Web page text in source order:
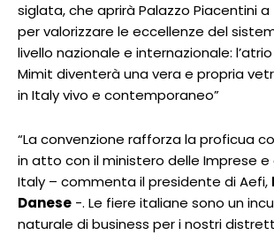
siglata, che aprirà Palazzo Piacentini
per valorizzare le eccellenze del
livello nazionale e internazionale:
Mimit diventerà una vera e propria
in Italy vivo e contemporaneo”
“La convenzione rafforza la proficua
in atto con il ministero delle Imprese e
Italy – commenta il presidente di Aefi,
Danese -. Le fiere italiane sono un
naturale di business per i nostri